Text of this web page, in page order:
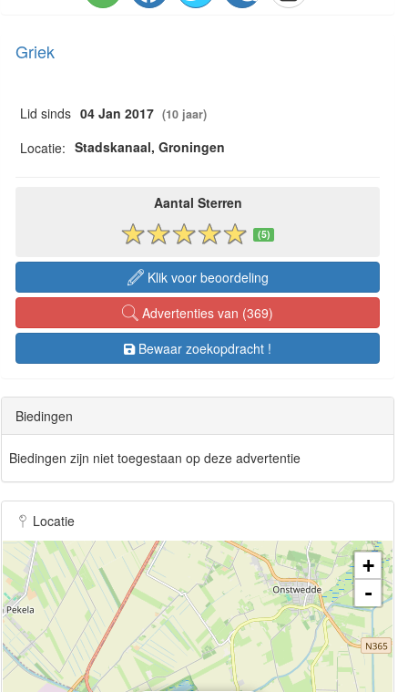
Griek
Lid sinds 04 Jan 2017 (10 jaar)
Locatie: Stadskanaal, Groningen
Aantal Sterren
(5)
Klik voor beoordeling
Advertenties van (369)
Bewaar zoekopdracht !
Biedingen
Biedingen zijn niet toegestaan op deze advertentie
Locatie
+
-